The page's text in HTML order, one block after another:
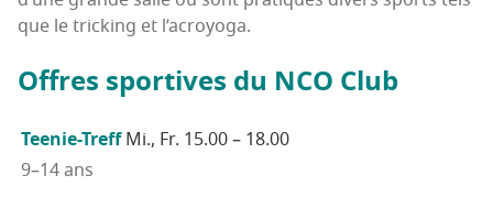
que le tri­cking et l’acroyoga.
Offres spor­tives du NCO Club
Tee­nie-TreffMi., Fr. 15.00 – 18.00
9–14 ans